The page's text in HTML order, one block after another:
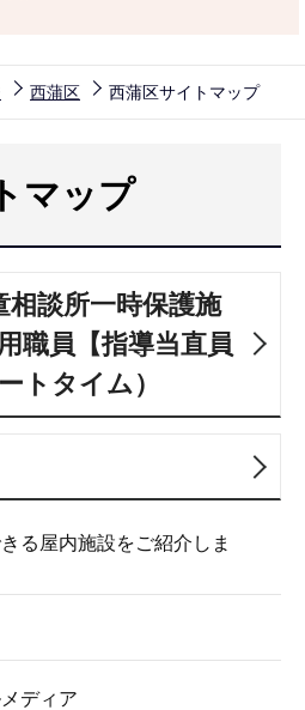
西蒲区 西蒲区サイトマップ
マップ
談所一時保護施
職員【指導当直員
トタイム）
る屋内施設をご紹介しま
ディア